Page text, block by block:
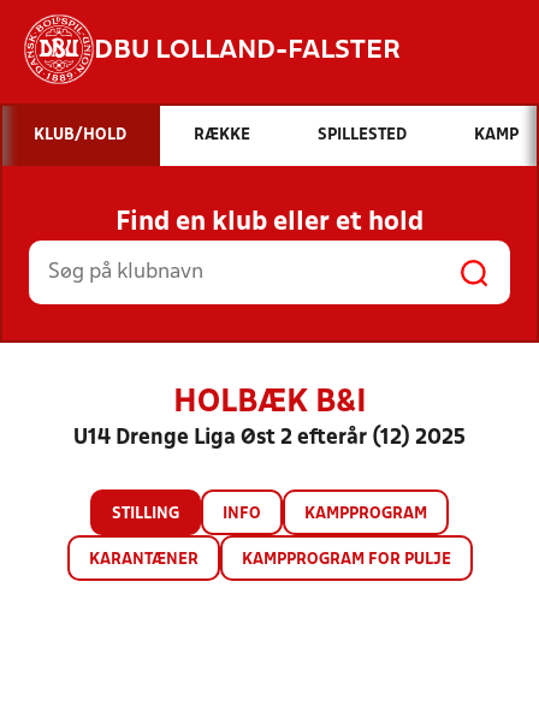
DBU LOLLAND-FALSTER
Hvad vil du søge efter?
INDHOLD OG NYHEDER
STILLINGER, RESULTATER, KLUBBER OG
HOLD
KLUB/HOLD RÆKKE SPILLESTED KAMP
Find en klub eller et hold
HOLBÆK B&I
U14 Drenge Liga Øst 2 efterår (12) 2025
STILLING INFO KAMPPROGRAM
KARANTÆNER KAMPPROGRAM FOR PULJE